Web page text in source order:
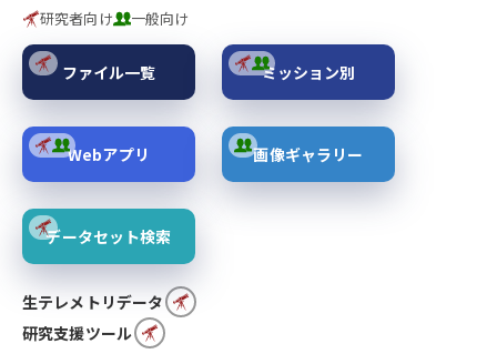
研究者向け 一般向け
ファイル一覧 ミッション別
Webアプリ 画像ギャラリー
データセット検索
生テレメトリデータ
研究支援ツール